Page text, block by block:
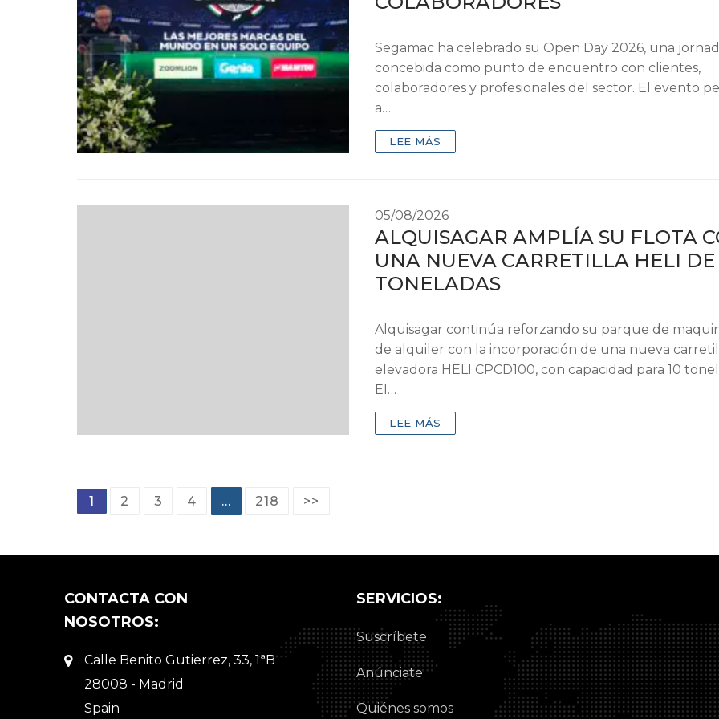
Segamac ha celebrado su Open Day 2026, una
concebida como punto de encuentro con clientes,
colaboradores y profesionales del sector. El evento
a…
LEE MÁS
05/08/2026
ALQUISAGAR AMPLÍA SU FLOTA
UNA NUEVA CARRETILLA HELI DE
TONELADAS
Alquisagar continúa reforzando su parque de
de alquiler con la incorporación de una nueva
elevadora HELI CPCD100, con capacidad para 10
El…
LEE MÁS
Paginación
entradas
1 2 3 4 … 218 >>
CONTACTA CON
NOSOTROS:
Calle Benito Gutierrez, 33, 1ªB
28008 - Madrid
Spain
SERVICIOS:
Suscríbete
Anúnciate
Quiénes somos